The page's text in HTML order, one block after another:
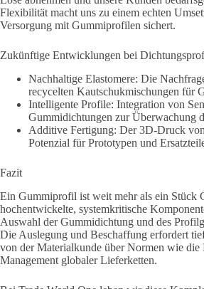
Flexibilität macht uns zu einem echten
Versorgung mit Gummiprofilen sichert.
Zukünftige Entwicklungen bei
Nachhaltige Elastomere: Die
recycelten Kautschukmischungen für
Intelligente Profile: Integration von
Gummidichtungen zur Überwachung
Additive Fertigung: Der 3D-Druck
Potenzial für Prototypen und
Fazit
Ein Gummiprofil ist weit mehr als ein Stück
hochentwickelte, systemkritische
Auswahl der Gummidichtung und des
Die Auslegung und Beschaffung erfordert
von der Materialkunde über Normen wie die
Management globaler Lieferketten.